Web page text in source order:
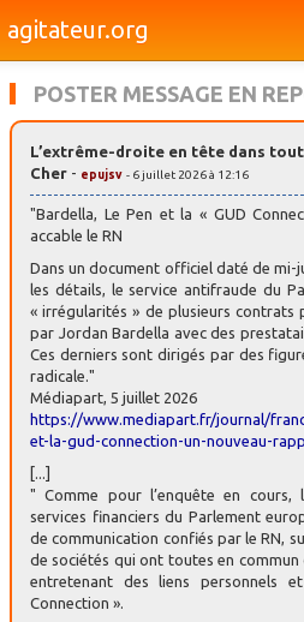
agitateur.org
Bourges & le Cher
Société
Culture
Dossiers
Brèves
POSTER MESSAGE EN
L’extrême-droite en tête dans
Cher - epujsv - 6 juillet 2026 à 12:16
"Bardella, Le Pen et la « GUD
accable le RN
Dans un document officiel daté de mi-
les détails, le service antifraude du
« irrégularités » de plusieurs contrats
par Jordan Bardella avec des
Ces derniers sont dirigés par des
radicale."
Médiapart, 5 juillet 2026
https://www.mediapart.fr/journal/
et-la-gud-connection-un-nouveau-
[...]
" Comme pour l’enquête en
services financiers du Parlement
de communication confiés par le RN,
de sociétés qui ont toutes en commun
entretenant des liens personnels
Connection ».